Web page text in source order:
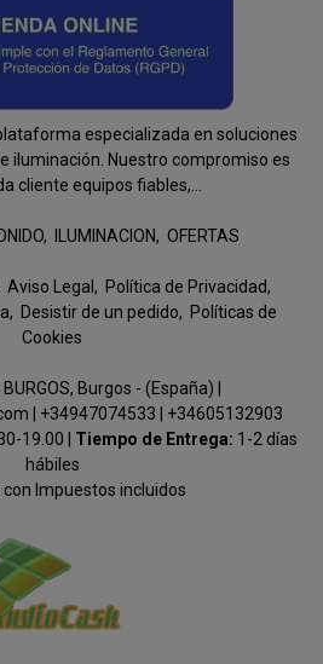
especializada en soluciones
iluminación. Nuestro compromiso es
cliente equipos fiables,...
ILUMINACION OFERTAS
Aviso Legal
Política de Privacidad
Desistir de un pedido
Políticas de
Cookies
Burgos - (España) |
| +34947074533
+34605132903
19.00 | Tiempo de Entrega: 1-2 días
hábiles
Impuestos incluidos